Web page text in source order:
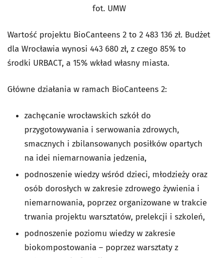
fot. UMW
Wartość projektu BioCanteens 2 to 2 483 136 zł. Budżet
dla Wrocławia wynosi 443 680 zł, z czego 85% to
środki URBACT, a 15% wkład własny miasta.
Główne działania w ramach BioCanteens 2:
zachęcanie wrocławskich szkół do
przygotowywania i serwowania zdrowych,
smacznych i zbilansowanych posiłków opartych
na idei niemarnowania jedzenia,
podnoszenie wiedzy wśród dzieci, młodzieży oraz
osób dorosłych w zakresie zdrowego żywienia i
niemarnowania, poprzez organizowane w trakcie
trwania projektu warsztatów, prelekcji i szkoleń,
podnoszenie poziomu wiedzy w zakresie
biokompostowania – poprzez warsztaty z